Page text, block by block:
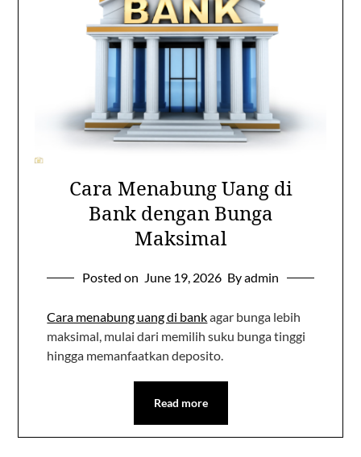
Cara Menabung Uang di
Bank dengan Bunga
Maksimal
Posted on June 19, 2026 By admin
Cara menabung uang di bankagar bunga lebih
maksimal, mulai dari memilih suku bunga tinggi
hingga memanfaatkan deposito.
Read more